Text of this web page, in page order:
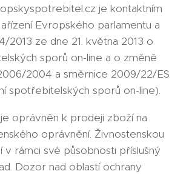
je kontaktním
Evropského parlamentu a
2013 ze dne 21. května 2013 o
sporů on-line a o změně
2004 a směrnice 2009/22/ES
spotřebitelských sporů on-line).
oprávněn k prodeji zboží na
oprávnění. Živnostenskou
rámci své působnosti příslušný
Dozor nad oblastí ochrany